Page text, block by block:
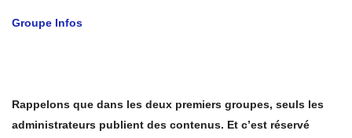
Groupe Infos
Rappelons que dans les deux premiers groupes, seuls les
administrateurs publient des contenus. Et c’est réservé